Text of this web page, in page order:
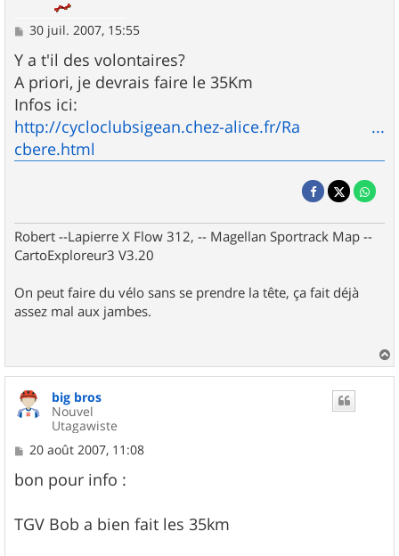
M
s
s
a
g
e
30 juil. 2007, 15:55
Y a t'il des volontaires?
A priori, je devrais faire le 35Km
Infos ici:
http://cycloclubsigean.chez-alice.fr/Ra ...
cbere.html
Robert --Lapierre X Flow 312, -- Magellan Sportrack Map --
CartoExploreur3 V3.20
On peut faire du vélo sans se prendre la tête, ça fait déjà
assez mal aux jambes.
a
u
big bros
Nouvel
Utagawiste
M
s
s
g
e
20 août 2007, 11:08
bon pour info :
TGV Bob a bien fait les 35km